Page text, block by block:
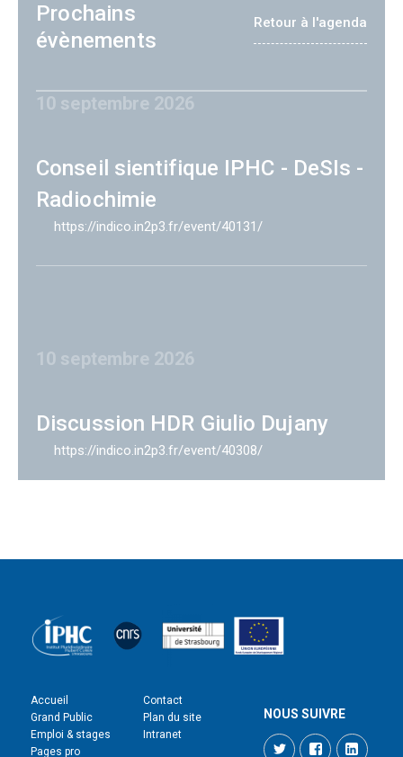
Prochains
évènements
Retour à l'agenda
10 septembre 2026
Conseil sientifique IPHC - DeSIs -
Radiochimie
https://indico.in2p3.fr/event/40131/
10 septembre 2026
Discussion HDR Giulio Dujany
https://indico.in2p3.fr/event/40308/
Accueil
Grand Public
Emploi & stages
Pages pro
Contact
Plan du site
Intranet
NOUS SUIVRE
TwitterFacebook